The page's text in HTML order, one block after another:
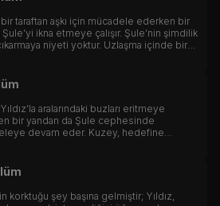
taraftan aşkı için mücadele ederken bir
ikna etmeye çalışır. Şule’nin şimdilik
niyeti yoktur. Uzlaşma içinde bir
aralarındaki buzları eritmeye
bir yandan da Şule cephesinde
devam eder. Kuzey, hedefine
korktuğu şey başına gelmiştir; Yıldız,